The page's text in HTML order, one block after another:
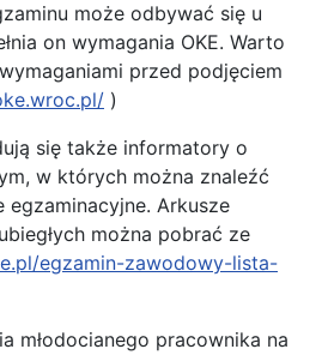
może odbywać się u
on wymagania OKE. Warto
przed podjęciem
)
się także informatory o
w których można znaleźć
egzaminacyjne. Arkusze
można pobrać ze
egzamin-zawodowy-lista-
młodocianego pracownika na